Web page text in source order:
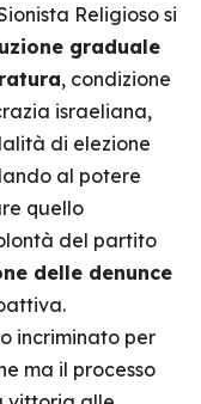
Religioso si
graduale
, condizione
israeliana,
di elezione
al potere
quello
del partito
delle denunce
incriminato per
ma il processo